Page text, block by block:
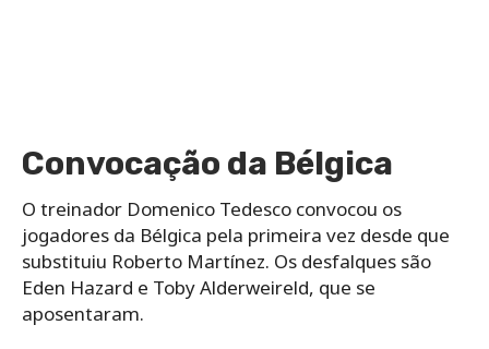
Convocação da Bélgica
O treinador Domenico Tedesco convocou os
jogadores da Bélgica pela primeira vez desde que
substituiu Roberto Martínez. Os desfalques são
Eden Hazard e Toby Alderweireld, que se
aposentaram.